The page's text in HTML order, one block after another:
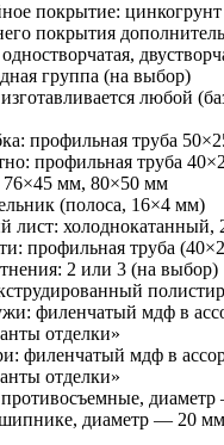
покрытие:
покрытия
одностворчатая,
группа (на выбор)
изготавливается любой
профильная труба
профильная труба
мм, 80×50 мм
(полоса, 16×4 мм)
лист: холоднокатанный,
профильная труба
2 или 3 (на выбор)
филенчатый мдф в
отделки»
филенчатый мдф в
отделки»
противосъемные,
диаметр — 20 мм